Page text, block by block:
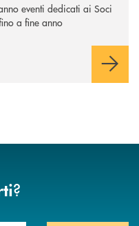
eventi dedicati ai Soci
a fine anno
?